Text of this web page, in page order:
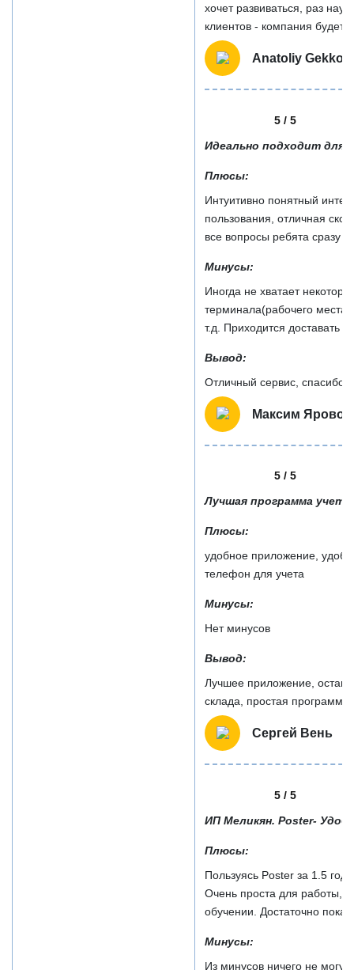
хочет развиваться, раз
клиентов - компания будет
Anatoliy Gekko
5 / 5
Идеально подходит для
Плюсы:
Интуитивно понятный
пользования, отличная
все вопросы ребята сразу
Минусы:
Иногда не хватает
терминала(рабочего места
т.д. Приходится доставать
Вывод:
Отличный сервис, спасибо!)
Максим Яровой
5 / 5
Лучшая программа учета!
Плюсы:
удобное приложение,
телефон для учета
Минусы:
Нет минусов
Вывод:
Лучшее приложение,
склада, простая
Сергей Вень
5 / 5
ИП Меликян. Poster-
Плюсы:
Пользуясь Poster за 1.5
Очень проста для работы,
обучении. Достаточно
Минусы:
Из минусов ничего не могу